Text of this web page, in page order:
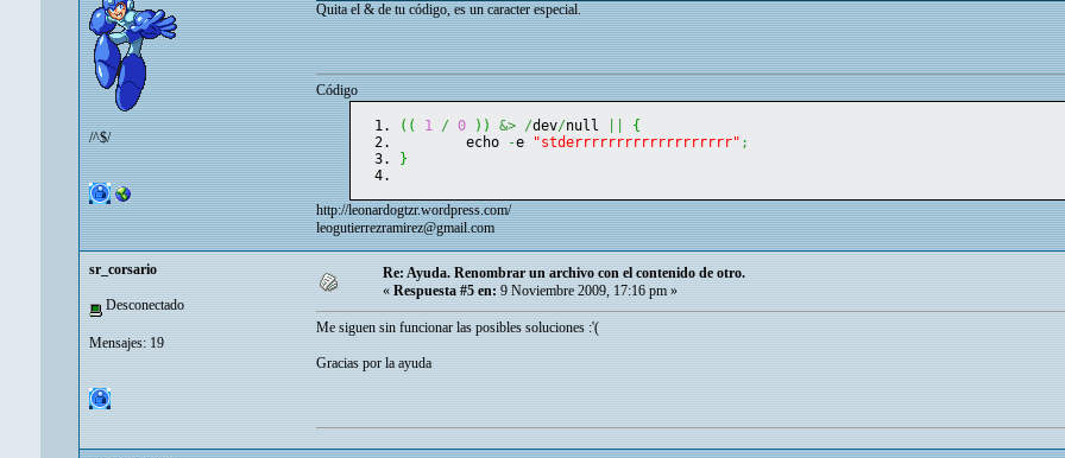
/^$/
Quita el & de tu código, es un caracter especial.
Código
( ( 1 / 0 ) ) &> /dev/null
{
	echo
-e "stderrrrrrrrrrrrrrrrrrr" ;
}
http://leonardogtzr.wordpress.com/
leogutierrezramirez@gmail.com
sr_corsario
Desconectado
Mensajes: 19
Re: Ayuda. Renombrar un archivo con el contenido de otro.
« Respuesta #5 en: 9 Noviembre 2009, 17:16 pm »
Me siguen sin funcionar las posibles soluciones :'(
Gracias por la ayuda